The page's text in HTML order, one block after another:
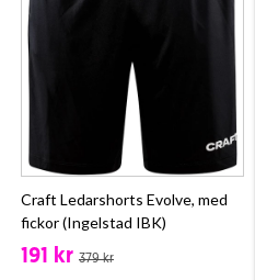
Craft Ledarshorts Evolve, med
fickor (Ingelstad IBK)
191 kr 379 kr